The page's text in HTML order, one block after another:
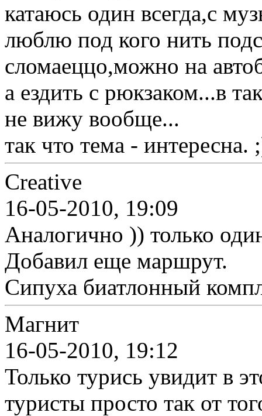
катаюсь один всегда,с
люблю под кого нить
сломаеццо,можно на
а ездить с рюкзаком...в
не вижу вообще...
так что тема - интересна.
Creative
16-05-2010, 19:09
Аналогично )) только
Добавил еще маршрут.
Сипуха биатлонный
Магнит
16-05-2010, 19:12
Только турись увидит в
туристы просто так от